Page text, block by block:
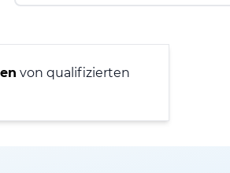
von qualifizierten